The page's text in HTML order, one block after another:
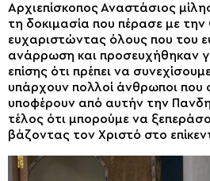
Αρχιεπίσκοπος Αναστάσιος
τη δοκιμασία που πέρασε με την
ευχαριστώντας όλους που του
ανάρρωση και προσευχήθηκαν
επίσης ότι πρέπει να
υπάρχουν πολλοί άνθρωποι που
υποφέρουν από αυτήν την
τέλος ότι μπορούμε να
βάζοντας τον Χριστό στο